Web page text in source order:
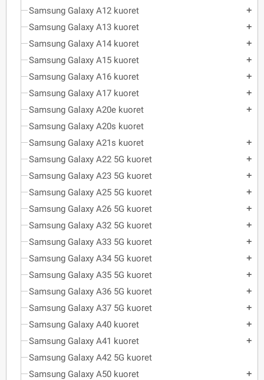
Samsung Galaxy A12 kuoret add
Samsung Galaxy A13 kuoret add
Samsung Galaxy A14 kuoret add
Samsung Galaxy A15 kuoret add
Samsung Galaxy A16 kuoret add
Samsung Galaxy A17 kuoret add
Samsung Galaxy A20e kuoret add
Samsung Galaxy A20s kuoret
Samsung Galaxy A21s kuoret
add
Samsung Galaxy A22 5G kuoret add
Samsung Galaxy A23 5G kuoret add
Samsung Galaxy A25 5G kuoret add
Samsung Galaxy A26 5G kuoret add
Samsung Galaxy A32 5G kuoret add
Samsung Galaxy A33 5G kuoret add
Samsung Galaxy A34 5G kuoret add
Samsung Galaxy A35 5G kuoret add
Samsung Galaxy A36 5G kuoret add
Samsung Galaxy A37 5G kuoret add
Samsung Galaxy A40 kuoret add
Samsung Galaxy A41 kuoret add
Samsung Galaxy A42 5G kuoret
Samsung Galaxy A50 kuoret
add